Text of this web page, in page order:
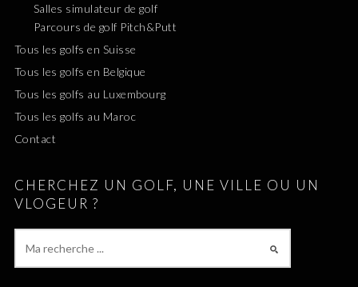
Salles simulateur de golf
Parcours de golf Pitch&Putt
Tous les golfs en Suisse
Tous les golfs en Belgique
Tous les golfs au Luxembourg
Tous les golfs au Maroc
Contact
CHERCHEZ UN GOLF, UNE VILLE OU UN
VLOGEUR ?